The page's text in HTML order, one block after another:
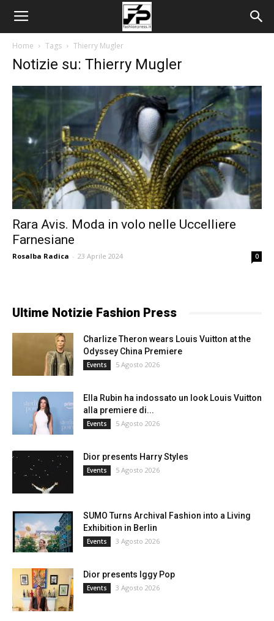
Home Tags Thierry Mugler
Notizie su: Thierry Mugler
Rara Avis. Moda in volo nelle Uccelliere
Farnesiane
Rosalba Radica - 23 Aprile 2024 0
Ultime Notizie Fashion Press
Charlize Theron wears Louis Vuitton at the
Odyssey China Premiere
Events 5 Agosto 2026
Ella Rubin ha indossato un look Louis Vuitton
alla premiere di...
Events 5 Agosto 2026
Dior presents Harry Styles
Events 5 Agosto 2026
SUMO Turns Archival Fashion into a Living
Exhibition in Berlin
Events 3 Agosto 2026
Dior presents Iggy Pop
Events 3 Agosto 2026